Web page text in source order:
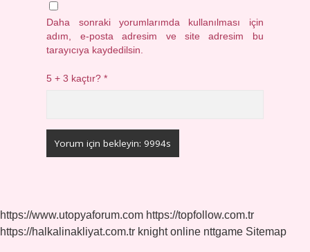
Daha sonraki yorumlarımda kullanılması için
adım, e-posta adresim ve site adresim bu
tarayıcıya kaydedilsin.
5 + 3 kaçtır?*
https://www.utopyaforum.com https://topfollow.com.tr
https://halkalinakliyat.com.tr knight online nttgame Sitemap